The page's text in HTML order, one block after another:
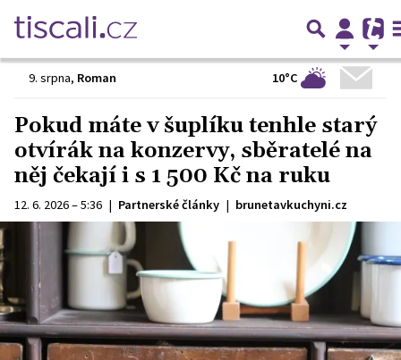
9. srpna, Roman 10°C
Pokud máte v šuplíku tenhle starý
otvírák na konzervy, sběratelé na
něj čekají i s 1 500 Kč na ruku
12. 6. 2026 – 5:36 | Partnerské články | brunetavkuchyni.cz